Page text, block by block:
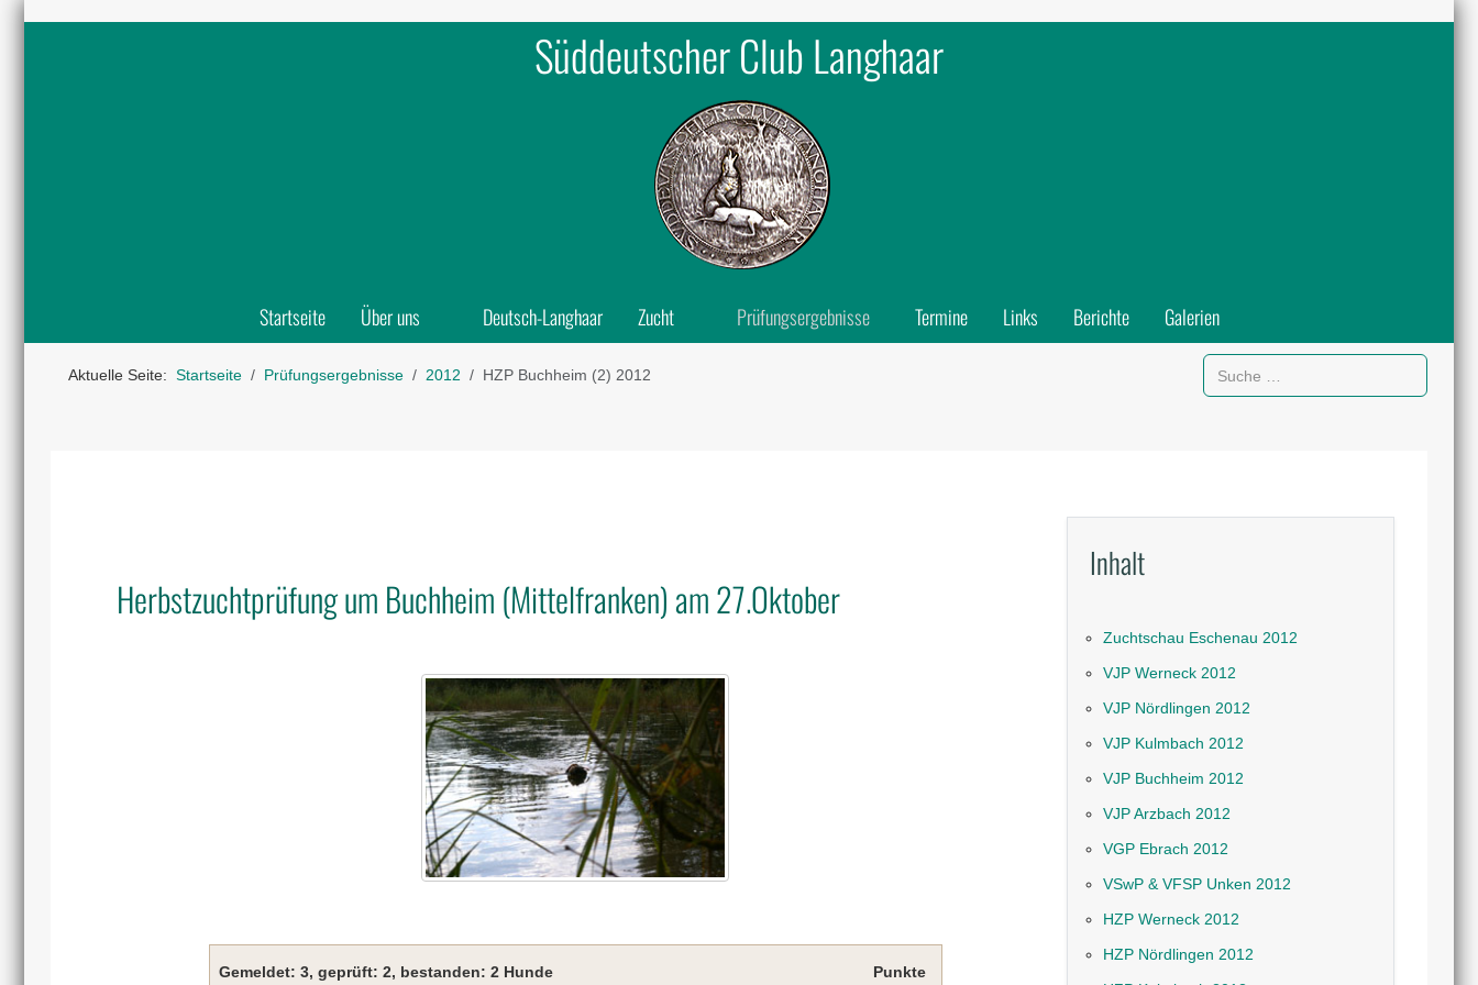
Süddeutscher Club Langhaar
Startseite Über uns Deutsch-Langhaar Zucht Prüfungsergebnisse Termine Links Berichte Galerien
Aktuelle Seite: Startseite Prüfungsergebnisse 2012 HZP Buchheim (2) 2012
Suchen
Herbstzuchtprüfung um Buchheim (Mittelfranken) am 27.Oktober
Gemeldet: 3, geprüft: 2, bestanden: 2 Hunde Punkte
Inhalt
Zuchtschau Eschenau 2012
VJP Werneck 2012
VJP Nördlingen 2012
VJP Kulmbach 2012
VJP Buchheim 2012
VJP Arzbach 2012
VGP Ebrach 2012
VSwP & VFSP Unken 2012
HZP Werneck 2012
HZP Nördlingen 2012